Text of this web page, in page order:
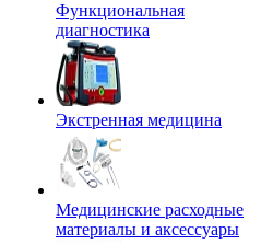
Функциональная
диагностика
Экстренная медицина
Медицинские расходные
материалы и аксессуары